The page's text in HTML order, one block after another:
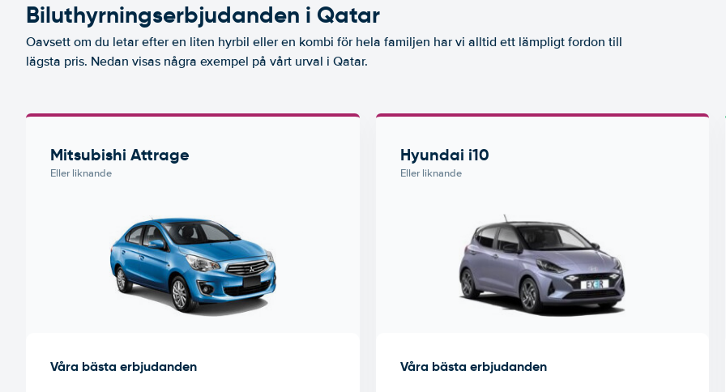
Biluthyrningserbjudanden i Qatar
Oavsett om du letar efter en liten hyrbil eller en kombi för hela familjen har vi alltid ett lämpligt fordon till
lägsta pris. Nedan visas några exempel på vårt urval i Qatar.
Mitsubishi Attrage
Eller liknande
Våra bästa erbjudanden
Hyundai i10
Eller liknande
Våra bästa erbjudanden